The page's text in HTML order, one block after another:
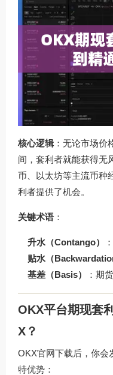
核心逻辑：无论市场价
间，套利者就能获得无
币、以太坊等主流币种
利者提供了机会。
关键术语 ：
升水（Contango）
贴水（
基差（Basis）
：期
OKX平台期现套
X？
OKX官网下载后，你会
特优势：